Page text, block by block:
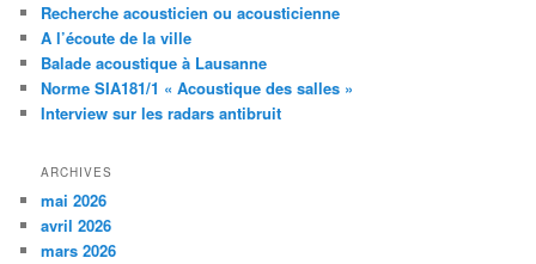
Recherche acousticien ou acousticienne
A l’écoute de la ville
Balade acoustique à Lausanne
Norme SIA181/1 « Acoustique des salles »
Interview sur les radars antibruit
ARCHIVES
mai 2026
avril 2026
mars 2026